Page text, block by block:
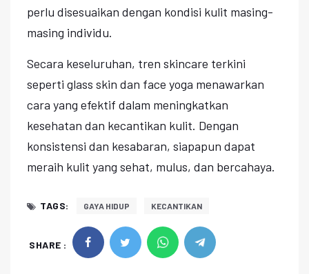
perlu disesuaikan dengan kondisi kulit masing-
masing individu.
Secara keseluruhan, tren skincare terkini
seperti glass skin dan face yoga menawarkan
cara yang efektif dalam meningkatkan
kesehatan dan kecantikan kulit. Dengan
konsistensi dan kesabaran, siapapun dapat
meraih kulit yang sehat, mulus, dan bercahaya.
TAGS: GAYA HIDUP KECANTIKAN
SHARE :